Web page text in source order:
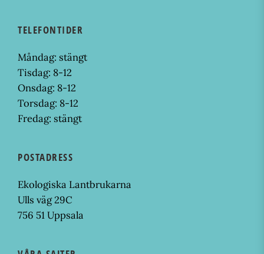
TELEFONTIDER
Måndag: stängt
Tisdag: 8-12
Onsdag: 8-12
Torsdag: 8-12
Fredag: stängt
POSTADRESS
Ekologiska Lantbrukarna
Ulls väg 29C
756 51 Uppsala